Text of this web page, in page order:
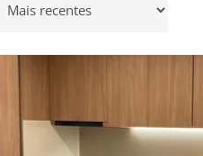
Ordenar por